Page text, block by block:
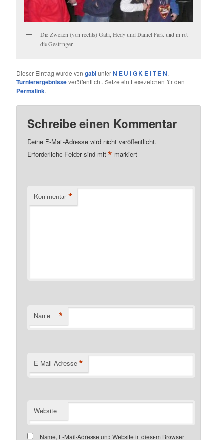
Die Zweiten (von rechts) Gabi, Hedy und Daniel Fark und in rot
die Gestringer
Dieser Eintrag wurde vongabiunterN E U I G K E I T E N,
Turnierergebnisseveröffentlicht. Setze ein Lesezeichen für den
Permalink.
Schreibe einen Kommentar
Deine E-Mail-Adresse wird nicht veröffentlicht.
Erforderliche Felder sind mit* markiert
Kommentar *
Name *
E-Mail-Adresse *
Website
Name, E-Mail-Adresse und Website in diesem Browser